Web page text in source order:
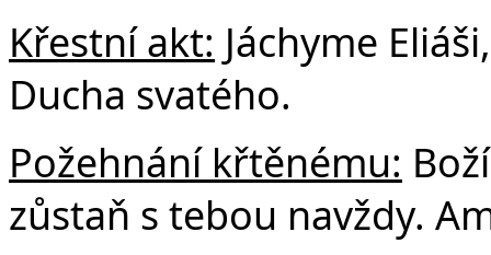
Křestní akt: Jáchyme
Ducha svatého.
Požehnání křtěnému:
zůstaň s tebou navždy.